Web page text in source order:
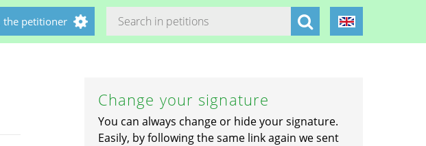
the petitioner
Change your signature
You can always change or hide your signature.
Easily, by following the same link again we sent